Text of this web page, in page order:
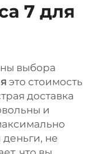
7 для
выбора
это стоимость
доставка
и
не